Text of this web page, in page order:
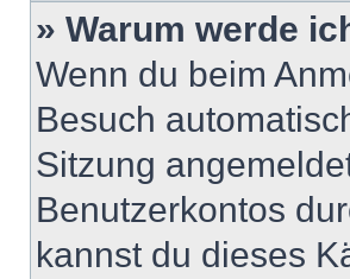
» Warum werde
Wenn du beim
Besuch
Sitzung
Benutzerkontos
kannst du dieses